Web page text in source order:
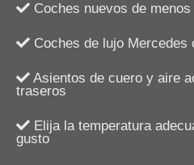
Coches nuevos de
Coches de lujo Mercedes
Asientos de cuero y aire
traseros
Elija la temperatura
gusto